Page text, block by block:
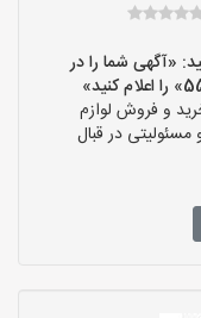
«آگهی شما را در
و فروش لوازم
در قبال